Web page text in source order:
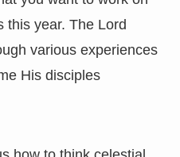
this year. The Lord
various experiences
His disciples